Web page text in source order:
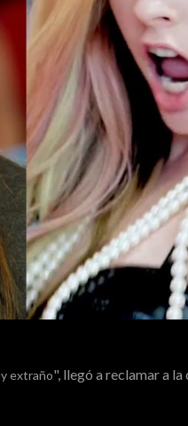
extraño", llegó a reclamar a